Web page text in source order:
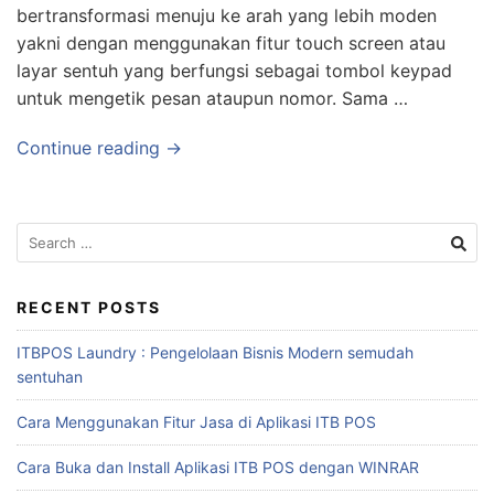
bertransformasi menuju ke arah yang lebih moden
yakni dengan menggunakan fitur touch screen atau
layar sentuh yang berfungsi sebagai tombol keypad
untuk mengetik pesan ataupun nomor. Sama …
Continue reading →
RECENT POSTS
ITBPOS Laundry : Pengelolaan Bisnis Modern semudah
sentuhan
Cara Menggunakan Fitur Jasa di Aplikasi ITB POS
Cara Buka dan Install Aplikasi ITB POS dengan WINRAR